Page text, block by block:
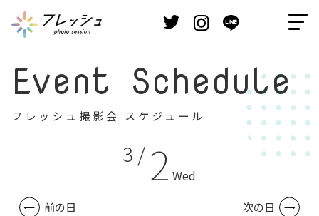
Event Schedule
フレッシュ撮影会 スケジュール
前の日
3 / 2 Wed
次の日